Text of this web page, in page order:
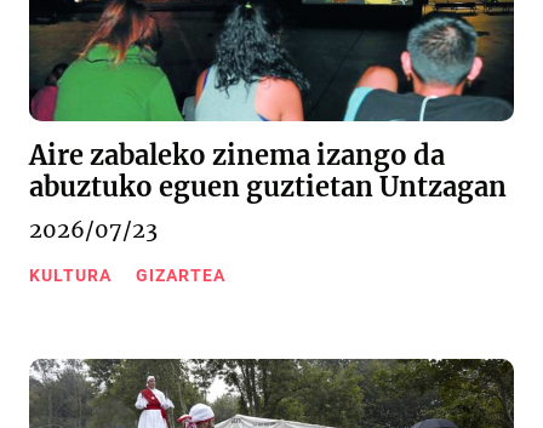
Aire zabaleko zinema izango da
abuztuko eguen guztietan Untzagan
2026/07/23
KULTURA GIZARTEA